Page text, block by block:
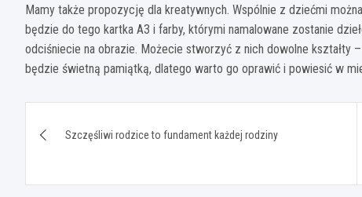
Mamy także propozycję dla kreatywnych. Wspólnie z dziećmi
będzie do tego kartka A3 i farby, którymi namalowane zostanie
odciśniecie na obrazie. Możecie stworzyć z nich dowolne kształty
będzie świetną pamiątką, dlatego warto go oprawić i powiesić w
wpisu
Szczęśliwi rodzice to fundament każdej rodziny